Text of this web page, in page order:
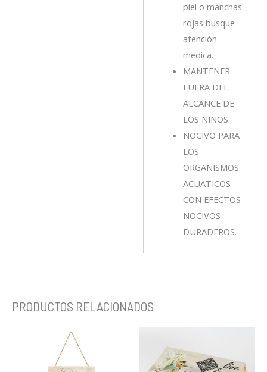
piel o manchas
rojas busque
atención
medica.
MANTENER
FUERA DEL
ALCANCE DE
LOS NIÑOS.
NOCIVO PARA
LOS
ORGANISMOS
ACUATICOS
CON EFECTOS
NOCIVOS
DURADEROS.
PRODUCTOS RELACIONADOS